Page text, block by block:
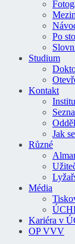
Po
Studium
Kontakt
Jak
Různé
Média
Kariéra v
OP VVV